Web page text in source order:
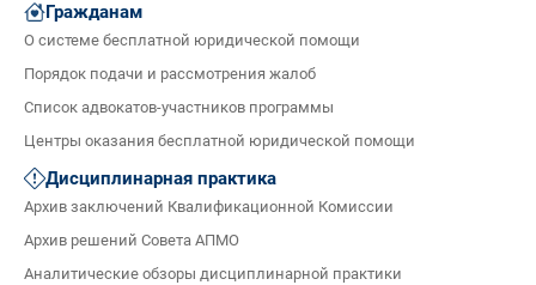
Гражданам
О системе бесплатной юридической помощи
Порядок подачи и рассмотрения жалоб
Список адвокатов-участников программы
Центры оказания бесплатной юридической помощи
Дисциплинарная практика
Архив заключений Квалификационной Комиссии
Архив решений Совета АПМО
Аналитические обзоры дисциплинарной практики